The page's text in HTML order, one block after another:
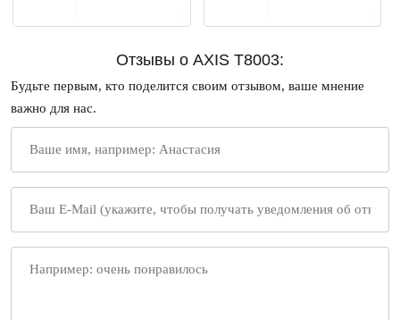
Отзывы о AXIS T8003:
Будьте первым, кто поделится своим отзывом, ваше мнение
важно для нас.